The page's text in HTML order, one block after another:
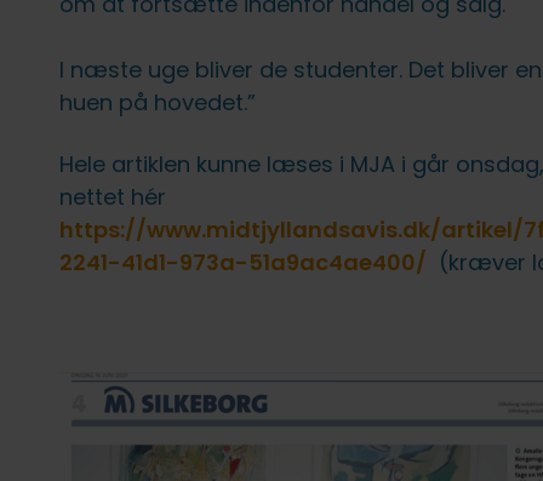
I næste uge bliver de studenter. Det bliver
huen på hovedet.”
Hele artiklen kunne læses i MJA i går
nettet hér
https://www.midtjyllandsavis.dk/artikel/
2241-41d1-973a-51a9ac4ae400/ (kræver